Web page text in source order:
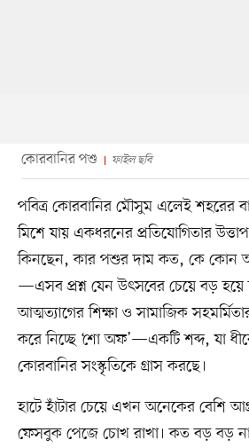
কোরবানির পশু ফাইল ছবি
পবিত্র কোরবানির মৌসুম এলেই শহরের
মিশে যায় একধরনের প্রতিযোগিতার
কিনছেন, কার পশুর দাম কত, কে কোন
—এসব প্রশ্ন যেন উৎসবের চেয়ে বড় হয়ে
আত্মত্যাগের শিক্ষা ও সামাজিক
করে নিচ্ছে ‘শো অফ’—একটি শব্দ, যা
কোরবানির সংস্কৃতিকে গ্রাস করছে।
হাটে হাঁটার চেয়ে এখন অনেকের বেশি
ফেসবুক পেজে চোখ রাখা। কত বড় বড়